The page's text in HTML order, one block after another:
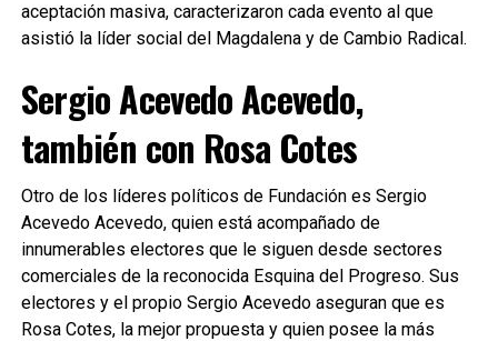
aceptación masiva, caracterizaron cada evento al que
asistió la líder social del Magdalena y de Cambio Radical.
Sergio Acevedo Acevedo,
también con Rosa Cotes
Otro de los líderes políticos de Fundación es Sergio
Acevedo Acevedo, quien está acompañado de
innumerables electores que le siguen desde sectores
comerciales de la reconocida Esquina del Progreso. Sus
electores y el propio Sergio Acevedo aseguran que es
Rosa Cotes, la mejor propuesta y quien posee la más